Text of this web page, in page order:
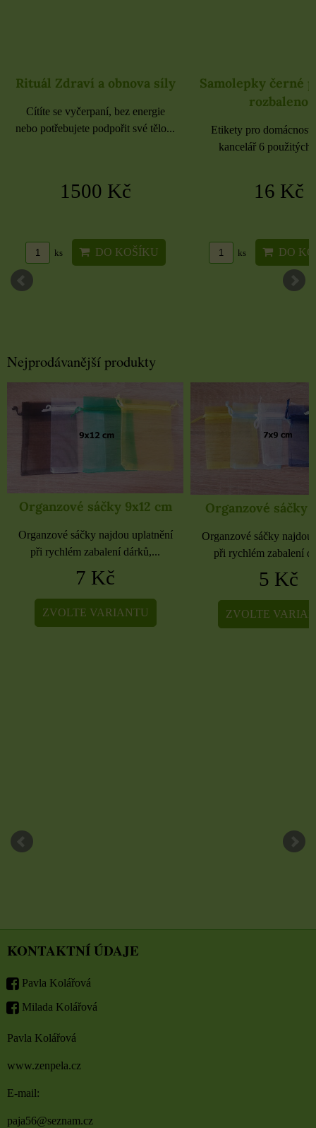
Rituál Zdraví a obnova síly
Cítíte se vyčerpaní, bez energie
nebo potřebujete podpořit své tělo...
1500 Kč
ks DO KOŠÍKU
Samolepky černé
rozbaleno
Etikety pro
kancelář 6 použitých
16 Kč
ks DO
Nejprodávanější produkty
Organzové sáčky 9x12 cm
Organzové sáčky najdou uplatnění
při rychlém zabalení dárků,...
7 Kč
ZVOLTE VARIANTU
Organzové sáčky
Organzové sáčky najdou
při rychlém zabalení
5 Kč
ZVOLTE
KONTAKTNÍ ÚDAJE
Pavla Kolářová
Milada Kolářová
Pavla Kolářová
www.zenpela.cz
E-mail:
paja56@seznam.cz